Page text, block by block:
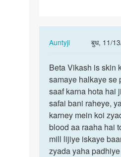
Auntyji
बुध, 11/
In
to
Mam
MERI
age
28
years
ki
h…
Beta
Vikash
is
skin
ko…
Beta Vikash is skin
samaye halkaye se
saaf karna hota hai
safai bani raheye,
karney mein koi
blood aa raaha hai
mill lijiye iskaye
zyada yaha padhiye